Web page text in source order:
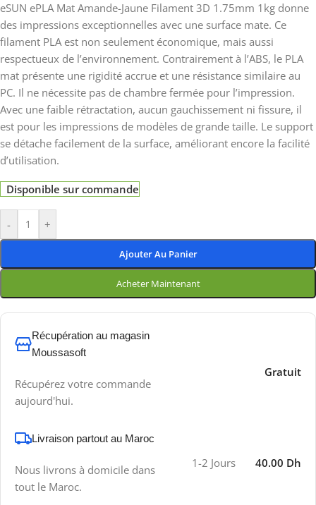
eSUN ePLA Mat Amande-Jaune Filament 3D 1.75mm 1kg donne
des impressions exceptionnelles avec une surface mate. Ce
filament PLA est non seulement économique, mais aussi
respectueux de l’environnement. Contrairement à l’ABS, le PLA
mat présente une rigidité accrue et une résistance similaire au
PC. Il ne nécessite pas de chambre fermée pour l’impression.
Avec une faible rétractation, aucun gauchissement ni fissure, il
est pour les impressions de modèles de grande taille. Le support
se détache facilement de la surface, améliorant encore la facilité
d’utilisation.
Disponible sur commande
- +
Ajouter Au Panier
Acheter Maintenant
Récupération au magasin
Moussasoft
Récupérez votre commande
aujourd'hui.
Gratuit
Livraison partout au Maroc
Nous livrons à domicile dans
tout le Maroc.
1-2 Jours 40.00 Dh